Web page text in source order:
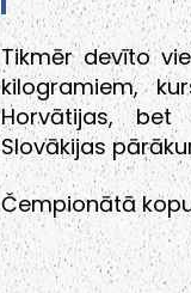
Tikmēr devīto
kilogramiem,
Horvātijas, bet
Slovākijas
Čempionātā